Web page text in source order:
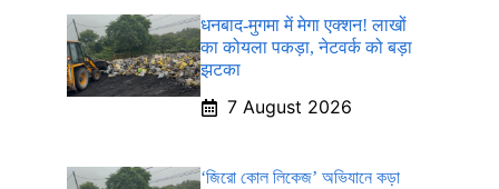
धनबाद-मुगमा में मेगा एक्शन! लाखों
का कोयला पकड़ा, नेटवर्क को बड़ा
झटका
7 August 2026
‘জিরো কোল লিকেজ’ অভিযানে কড়া